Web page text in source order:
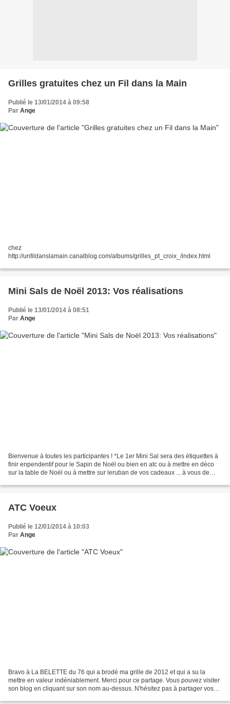
Grilles gratuites chez un Fil dans la Main
Publié le 13/01/2014 à 09:58
Par Ange
chez
http://unfildanslamain.canalblog.com/albums/grilles_pt_croix_/index.html
Mini Sals de Noël 2013: Vos réalisations
Publié le 13/01/2014 à 08:51
Par Ange
Bienvenue à toutes les participantes ! *Le 1er Mini Sal sera des étiquettes à
finir enpendentif pour le Sapin de Noël ou bien en atc ou à mettre en déco
sur la table de Noël ou à mettre sur leruban de vos cadeaux ... à vous de
ATC Voeux
Publié le 12/01/2014 à 10:03
Par Ange
Bravo à La BELETTE du 76 qui a brodé ma grille de 2012 et qui a su la
mettre en valeur indéniablement. Merci pour ce partage. Vous pouvez visiter
son blog en cliquant sur son nom au-dessus. N'hésitez pas à partager vos